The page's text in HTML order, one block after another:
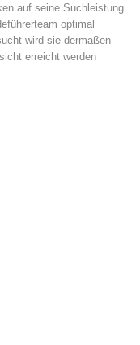
auf seine Suchleistung
optimal
wird sie dermaßen
erreicht werden